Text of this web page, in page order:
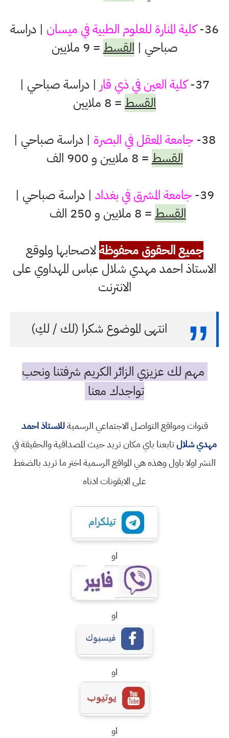
36- كلية المنارة للعلوم الطبية في ميسان | دراسة
صباحي | القسط = 9 ملايين
37- كلية العين في ذي قار | دراسة صباحي |
القسط = 8 ملايين
38- جامعة المعقل في البصرة | دراسة صباحي |
القسط = 8 ملايين و 900 الف
39- جامعة المشرق في بغداد | دراسة صباحي |
القسط = 8 ملايين و 250 الف
جميع الحقوق محفوظةلاصحابها ولموقع
الاستاذ احمد مهدي شلال عباس المهداوي على
الانترنت
انتهى الموضوع شكرا (لك / لكِ)
مهم لك عزيزي الزائر الكريم شرفتنا ونحب
تواجدك معنا
قنوات ومواقع التواصل الاجتماعي الرسميةللاستاذ احمد
مهدي شلالتابعنا باي مكان تريد حيث المصداقية والحقيقة في
النشر اولا باول وهذه هي المواقع الرسمية اختر ما تريد بالضغط
على الايقونات ادناه
او
او
او
او